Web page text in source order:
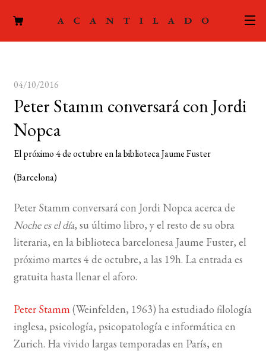
el
ACTUALIDAD
FOREIGN RIGHTS
CONTACTO
MI CUENTA
LISTA DE LIBROS
04/10/2016
Peter Stamm conversará con Jordi
Nopca
El próximo 4 de octubre en la biblioteca Jaume Fuster
(Barcelona)
Peter Stamm conversará con Jordi Nopca acerca de
Noche es el día, su último libro, y el resto de su obra
literaria, en la biblioteca barcelonesa Jaume Fuster, el
próximo martes 4 de octubre, a las 19h. La entrada es
gratuita hasta llenar el aforo.
Peter Stamm(Weinfelden, 1963) ha estudiado filología
inglesa, psicología, psicopatología e informática en
Zurich. Ha vivido largas temporadas en París, en